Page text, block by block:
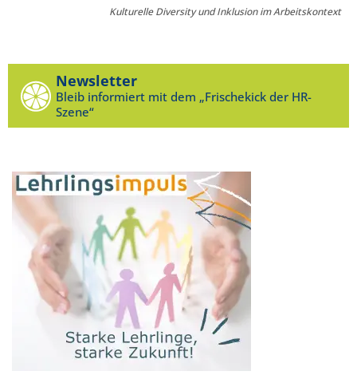
Kulturelle Diversity und Inklusion im Arbeitskontext
Newsletter
Bleib informiert mit dem „Frischekick der HR-
Szene“